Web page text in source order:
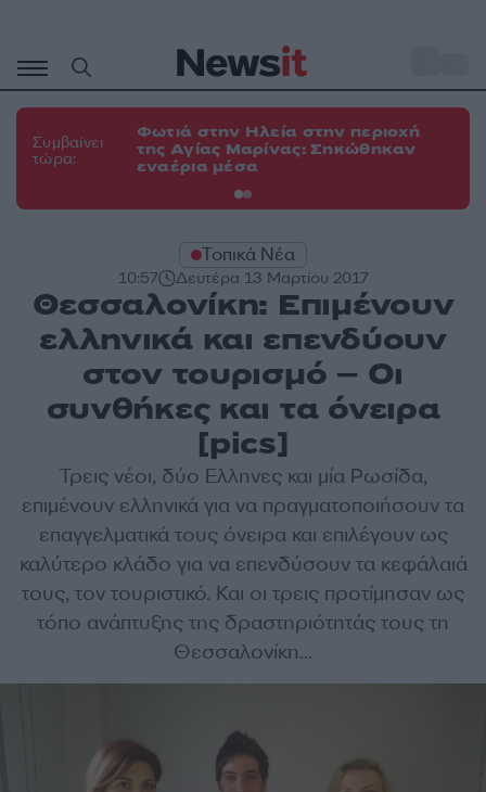
περιεχόμενο
Συμβαίνει
τώρα:
Φωτιά στην Ηλεία στην περιοχή
της Αγίας Μαρίνας: Σηκώθηκαν
εναέρια μέσα
Τοπικά Νέα
10:57 Δευτέρα 13 Μαρτίου 2017
Θεσσαλονίκη: Επιμένουν
ελληνικά και επενδύουν
στον τουρισμό – Οι
συνθήκες και τα όνειρα
[pics]
Τρεις νέοι, δύο Ελληνες και μία Ρωσίδα,
επιμένουν ελληνικά για να πραγματοποιήσουν τα
επαγγελματικά τους όνειρα και επιλέγουν ως
καλύτερο κλάδο για να επενδύσουν τα κεφάλαιά
τους, τον τουριστικό. Και οι τρεις προτίμησαν ως
τόπο ανάπτυξης της δραστηριότητάς τους τη
Θεσσαλονίκη...